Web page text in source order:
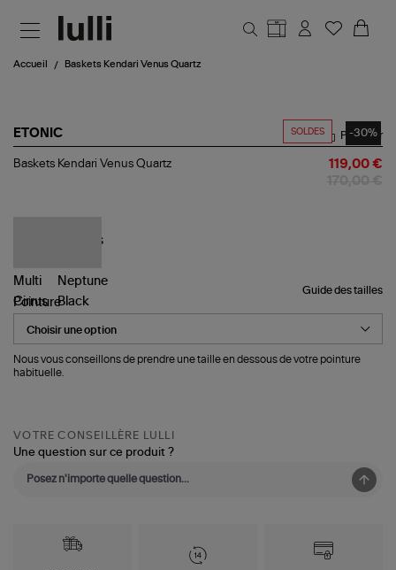
Accueil Baskets Kendari Venus Quartz
SOLDES -30%
ETONIC
Baskets
Partager
Baskets Kendari Venus Quartz 119,00 €
Guide des tailles
Pointure
Nous vous conseillons de prendre une taille en dessous de votre pointure
habituelle.
VOTRE CONSEILLÈRE LULLI
Une question sur ce produit ?